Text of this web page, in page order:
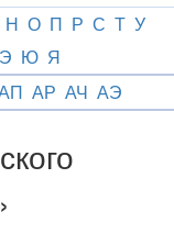
Н О П Р С Т У
Э Ю Я
АР АЧ АЭ